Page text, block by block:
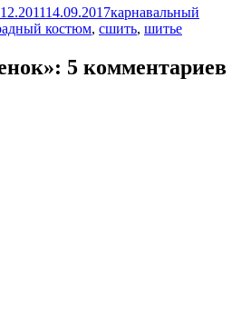
14.09.2017карнавальный
костюм, сшить, шитье
: 5 комментариев